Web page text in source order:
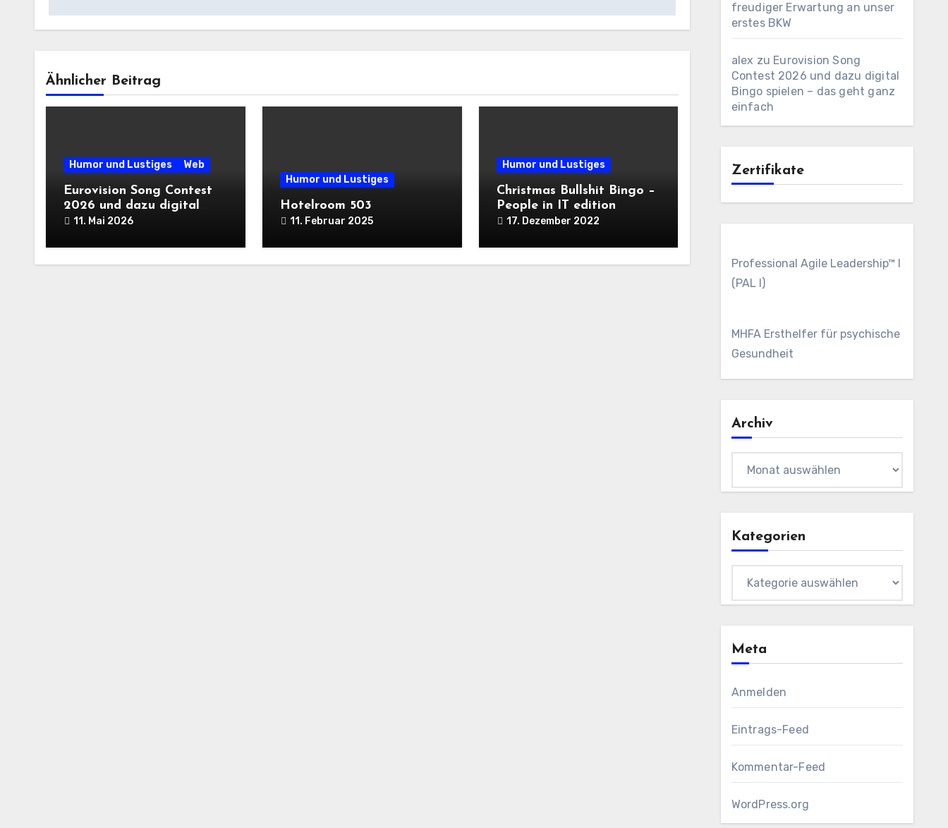
Ähnlicher Beitrag
Humor und Lustiges Web
Eurovision Song Contest
2026 und dazu digital
Bingo spielen – das geht
11. Mai 2026
Humor und Lustiges
Hotelroom 503
11. Februar 2025
Humor und Lustiges
Christmas Bullshit Bingo –
People in IT edition
17. Dezember 2022
freudiger Erwartung an unser
erstes BKW
alex zu Eurovision Song
Contest 2026 und dazu digital
Bingo spielen – das geht ganz
einfach
Zertifikate
Professional Agile Leadership™ I
(PAL I)
MHFA Ersthelfer für psychische
Gesundheit
Archiv
Kategorien
Meta
Anmelden
Eintrags-Feed
Kommentar-Feed
WordPress.org